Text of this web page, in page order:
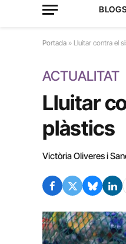
Portada » Lluitar contra el
ACTUALITAT
Lluitar
plàstics
Victòria Oliveres i